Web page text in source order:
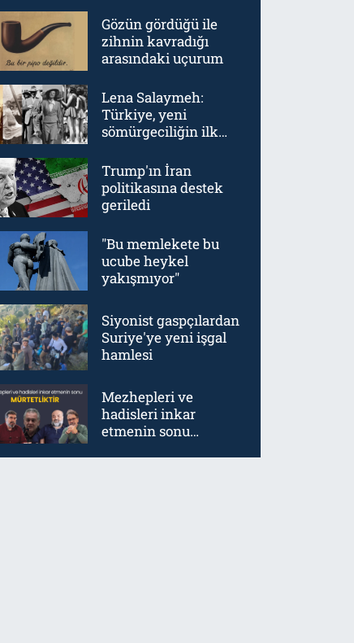
Gözün gördüğü ile
zihnin kavradığı
arasındaki uçurum
Lena Salaymeh:
Türkiye, yeni
sömürgeciliğin ilk
Trump'ın İran
politikasına destek
geriledi
"Bu memlekete bu
ucube heykel
yakışmıyor"
Siyonist gaspçılardan
Suriye'ye yeni işgal
hamlesi
Mezhepleri ve
hadisleri inkar
etmenin sonu